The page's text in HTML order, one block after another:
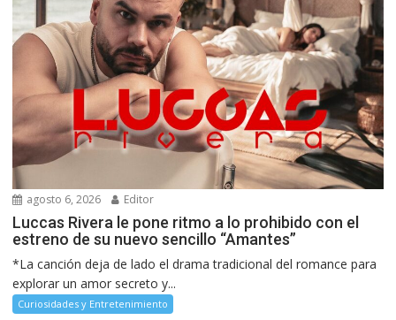
agosto 6, 2026 Editor
Luccas Rivera le pone ritmo a lo prohibido con el
estreno de su nuevo sencillo “Amantes”
*La canción deja de lado el drama tradicional del romance para
explorar un amor secreto y...
Curiosidades y Entretenimiento